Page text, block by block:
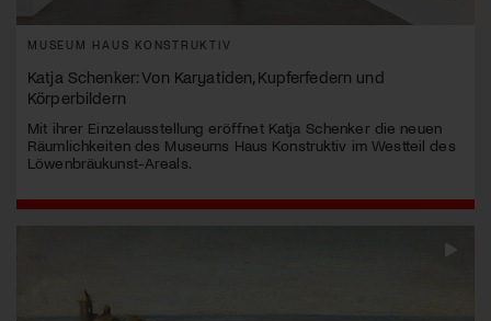
MUSEUM HAUS KONSTRUKTIV
Katja Schenker: Von Karyatiden, Kupferfedern und
Körperbildern
Mit ihrer Einzelausstellung eröffnet Katja Schenker die neuen
Räumlichkeiten des Museums Haus Konstruktiv im Westteil des
Löwenbräukunst-Areals.